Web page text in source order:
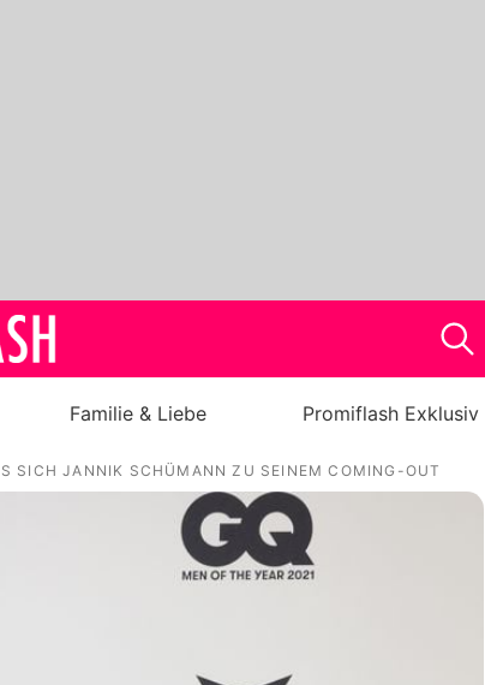
Familie & Liebe Promiflash Exklusiv
SICH JANNIK SCHÜMANN ZU SEINEM COMING-OUT